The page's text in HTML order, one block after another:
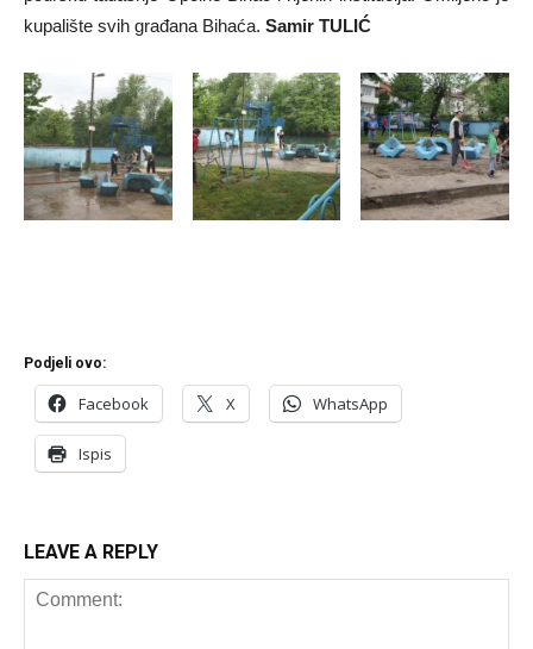
kupalište svih građana Bihaća. Samir TULIĆ
Podjeli ovo:
Facebook X WhatsApp
Ispis
LEAVE A REPLY